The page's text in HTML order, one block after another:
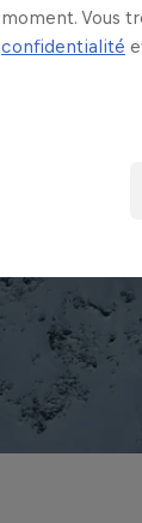
moment. Vous
confidentialité